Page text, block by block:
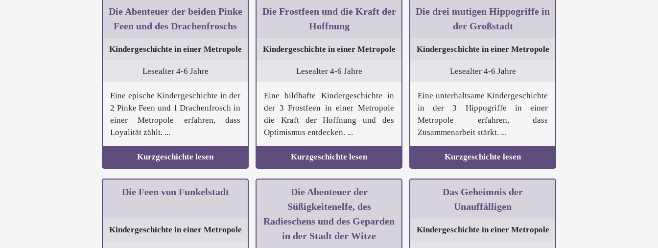
Die Abenteuer der beiden Pinke
Feen und des Drachenfroschs
Kindergeschichte in einer Metropole
Lesealter 4-6 Jahre
Eine epische Kindergeschichte in der
2 Pinke Feen und 1 Drachenfrosch in
einer Metropole erfahren, dass
Loyalität zählt. ...
Kurzgeschichte lesen
Die Frostfeen und die Kraft der
Hoffnung
Kindergeschichte in einer Metropole
Lesealter 4-6 Jahre
Eine bildhafte Kindergeschichte in
der 3 Frostfeen in einer Metropole
die Kraft der Hoffnung und des
Optimismus entdecken. ...
Kurzgeschichte lesen
Die drei mutigen Hippogriffe in
der Großstadt
Kindergeschichte in einer Metropole
Lesealter 4-6 Jahre
Eine unterhaltsame Kindergeschichte
in der 3 Hippogriffe in einer
Metropole erfahren, dass
Zusammenarbeit stärkt. ...
Kurzgeschichte lesen
Die Feen von Funkelstadt
Kindergeschichte in einer Metropole
Die Abenteuer der
Süßigkeitenelfe, des
Radieschens und des Geparden
in der Stadt der Witze
Das Geheimnis der
Unauffälligen
Kindergeschichte in einer Metropole